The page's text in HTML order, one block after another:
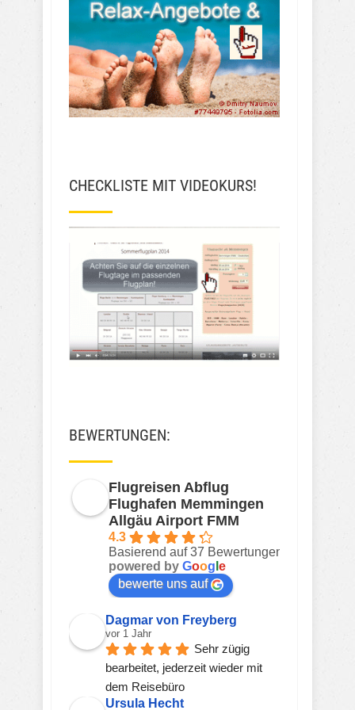
CHECKLISTE MIT VIDEOKURS!
BEWERTUNGEN:
Flugreisen Abflug
Flughafen Memmingen
Allgäu Airport FMM
4.3
Basierend auf 37 Bewertungen
powered by Goog e
bewerte uns auf
Dagmar von Freyberg
vor 1 Jahr
Sehr zügig
bearbeitet, jederzeit wieder mit
dem Reisebüro
Ursula Hecht